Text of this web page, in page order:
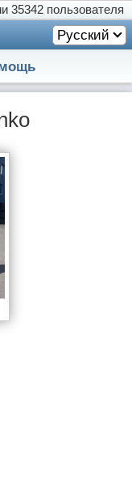
35342 пользователя
Русский